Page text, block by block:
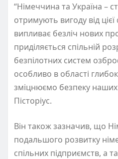
“Німеччина та Україна –
отримують вигоду від цієї
випливає безліч нових
приділяється спільній
безпілотних систем
особливо в області
зміцнюємо безпеку наших
Пісторіус.
Він також зазначив, що
подальшого розвитку
спільних підприємств, а